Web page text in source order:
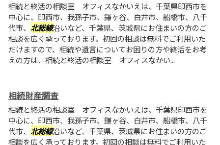
相続と終活の相談室 オフィスなかいえは、千葉県印西市を
中心に、印西市、我孫子市、鎌ヶ谷、白井市、船橋市、八千
代市、 北総線沿いなど、千葉県、茨城県にお住まいの方のご
相談を広く承っております。初回の相談は無料でご利用いた
だけますので、相続や遺言についてお困りの方や終活をお考
えの方は、相続と終活の相談室 オフィスなかい...
相続財産調査
相続と終活の相談室 オフィスなかいえは、千葉県印西市を
中心に、印西市、我孫子市、鎌ヶ谷、白井市、船橋市、八千
代市、 北総線沿いなど、千葉県、茨城県にお住まいの方のご
相談を広く承っております。初回の相談は無料でご利用いた